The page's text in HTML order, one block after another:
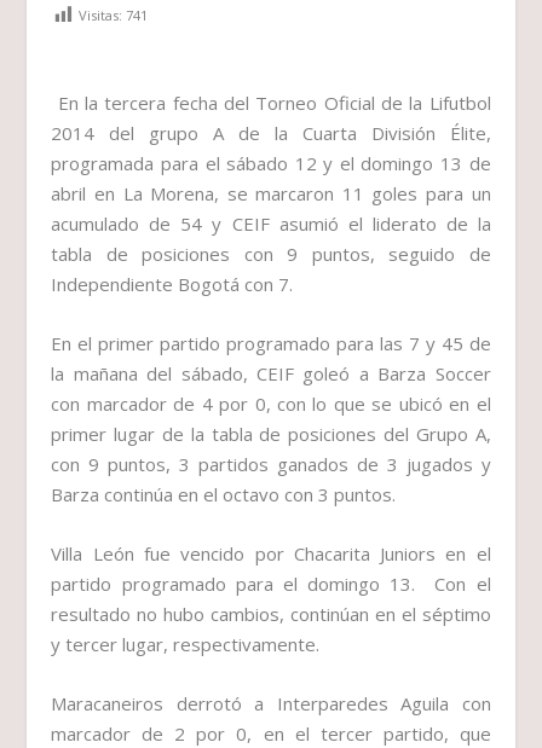
Visitas: 741
En la tercera fecha del Torneo Oficial de la Lifutbol
2014 del grupo A de la Cuarta División Élite,
programada para el sábado 12 y el domingo 13 de
abril en La Morena, se marcaron 11 goles para un
acumulado de 54 y CEIFasumió el liderato de la
tabla de posiciones con 9 puntos, seguido de
Independiente Bogotá con 7.
En el primer partido programado para las 7 y 45 de
la mañana del sábado, CEIF goleó a Barza Soccer
con marcador de 4 por 0, con lo que se ubicó en el
primer lugar de la tabla de posiciones del Grupo A,
con 9 puntos, 3 partidos ganados de 3 jugados y
Barza continúa en el octavo con 3 puntos.
Villa León fue vencido por Chacarita Juniors en el
partido programado para el domingo 13. Con el
resultado no hubo cambios, continúan en el séptimo
y tercer lugar, respectivamente.
Maracaneiros derrotó a Interparedes Aguila con
marcador de 2 por 0, en el tercer partido, que